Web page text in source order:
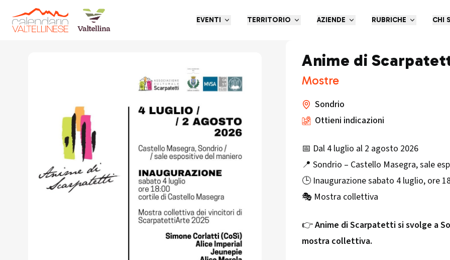
EVENTI TERRITORIO AZIENDE RUBRICHE CHI
Torna indietro
Anime di
Mostre
Sondrio
Ottieni indicazioni
📅 Dal 4 luglio al 2 agosto 2026
📍 Sondrio – Castello Masegra, sale
🕒 Inaugurazione sabato 4 luglio, ore
🎭 Mostra collettiva
👉Anime di Scarpatetti si svolge a
mostra collettiva.